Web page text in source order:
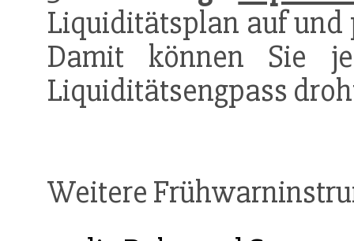
Liquiditätsplan auf und
Damit können Sie
Liquiditätsengpass
Weitere